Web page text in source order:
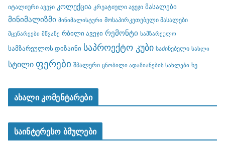
იტალიური ავეჯი კოლექცია კრეატიული ავეჯი მასალები
მინიმალიზმი მინიმალისტური მოსაპირკეთებელი მასალები
მცენარეები მწვანე რბილი ავეჯი რემონტი სამზარეულო
სამზარეულოს დიზაინი საპროექტო კუბი საძინებელი სახლი
სტილი ფერები შპალერი ცნობილი ადამიანების სახლები ხე
ახალი კომენტარები
საინტერესო ბმულები